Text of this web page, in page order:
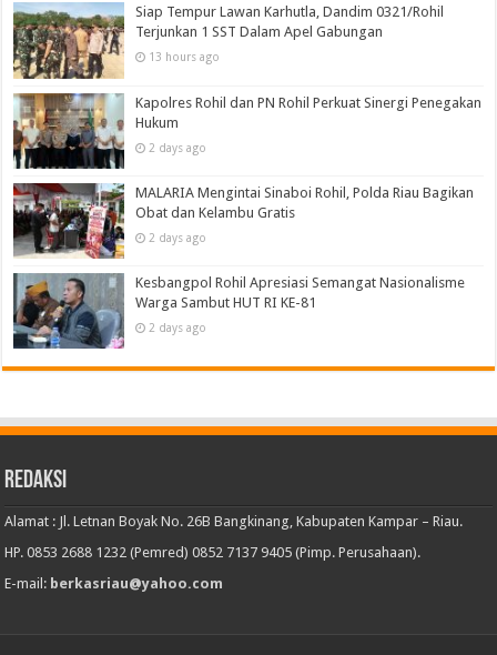
Siap Tempur Lawan Karhutla, Dandim 0321/Rohil
Terjunkan 1 SST Dalam Apel Gabungan
13 hours ago
Kapolres Rohil dan PN Rohil Perkuat Sinergi Penegakan
Hukum
2 days ago
MALARIA Mengintai Sinaboi Rohil, Polda Riau Bagikan
Obat dan Kelambu Gratis
2 days ago
Kesbangpol Rohil Apresiasi Semangat Nasionalisme
Warga Sambut HUT RI KE-81
2 days ago
Redaksi
Alamat : Jl. Letnan Boyak No. 26B Bangkinang, Kabupaten Kampar – Riau.
HP. 0853 2688 1232 (Pemred) 0852 7137 9405 (Pimp. Perusahaan).
E-mail: berkasriau@yahoo.com